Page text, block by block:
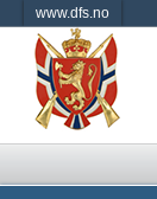
www.dfs.no